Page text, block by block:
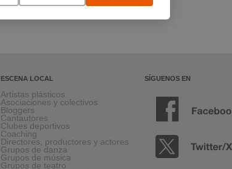
ESCENA LOCAL
Artistas plásticos
Asociaciones y colectivos
Bloggers
Cantautores
Clubes deportivos
Coaching
Directores, productores y actores
Grupos de danza
Grupos de música
Grupos de teatro
SÍGUENOS EN